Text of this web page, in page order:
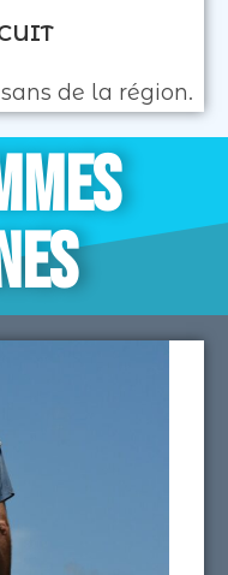
de la région.